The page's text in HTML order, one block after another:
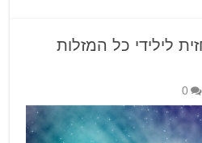
לילידי כל המזלות
0